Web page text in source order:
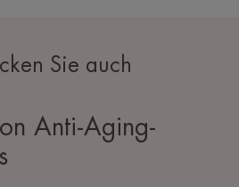
Sie auch
Anti-Aging-